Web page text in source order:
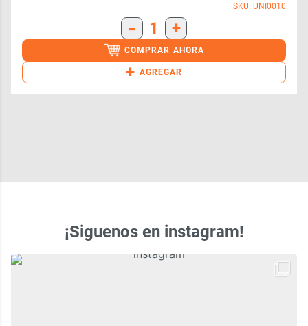
SKU: UNI0010
- 1 +
COMPRAR AHORA
+ AGREGAR
¡Siguenos en instagram!